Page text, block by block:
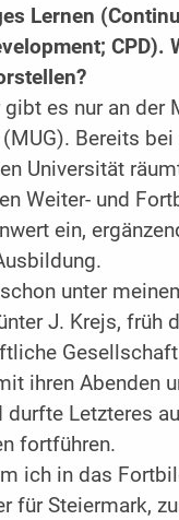
Lernen
CPD).
gibt es nur an der
Bereits
Universität
Weiter- und
ein,
unter
J. Krejs, früh
ihren Abenden
durfte Letzteres
fortführen.
ich in das
für Steiermark,